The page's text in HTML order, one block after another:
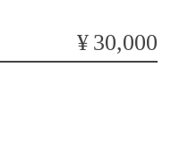
¥30,000